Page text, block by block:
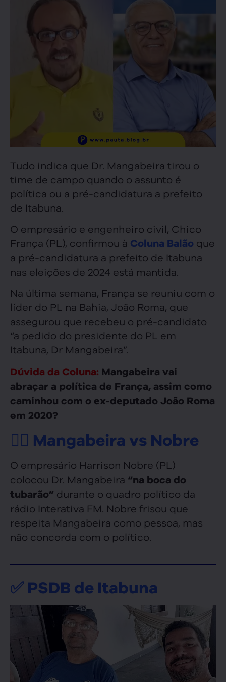
Tudo indica que Dr. Mangabeira tirou o
time de campo quando o assunto é
política ou a pré-candidatura a prefeito
de Itabuna.
O empresário e engenheiro civil, Chico
França (PL), confirmou à Coluna Balão que
a pré-candidatura a prefeito de Itabuna
nas eleições de 2024 está mantida.
Na última semana, França se reuniu com o
líder do PL na Bahia, João Roma, que
assegurou que recebeu o pré-candidato
“a pedido do presidente do PL em
Itabuna, Dr Mangabeira”.
Dúvida da Coluna: Mangabeira vai
abraçar a política de França, assim como
caminhou com o ex-deputado João Roma
em 2020?
🤷‍♂️ Mangabeira vs Nobre
O empresário Harrison Nobre (PL)
colocou Dr. Mangabeira “na boca do
tubarão” durante o quadro político da
rádio Interativa FM. Nobre frisou que
respeita Mangabeira como pessoa, mas
não concorda com o político.
✅ PSDB de Itabuna